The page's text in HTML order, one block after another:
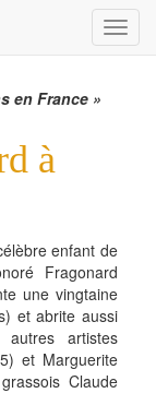
Menu
en France »
à
enfant de
Fragonard
une vingtaine
et abrite aussi
artistes
et Marguerite
Claude